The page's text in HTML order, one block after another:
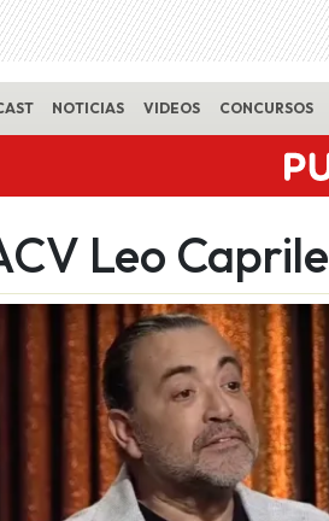
NOTICIAS VIDEOS CONCURSOS
Leo Caprile